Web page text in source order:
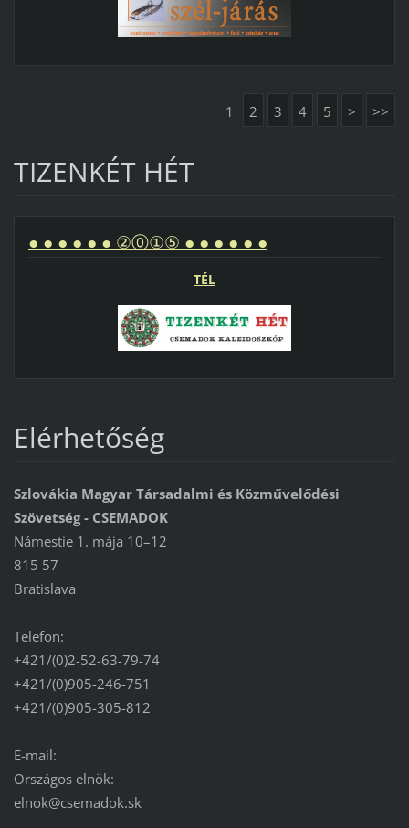
1 2 3 4 5 > >>
TIZENKÉT HÉT
● ● ● ● ● ● ②⓪①⑤ ● ● ● ● ● ●
TÉL
Elérhetőség
Szlovákia Magyar Társadalmi és Közművelődési
Szövetség - CSEMADOK
Námestie 1. mája 10–12
815 57
Bratislava
Telefon:
+421/(0)2-52-63-79-74
+421/(0)905-246-751
+421/(0)905-305-812
E-mail:
Országos elnök:
elnok@csemadok.sk